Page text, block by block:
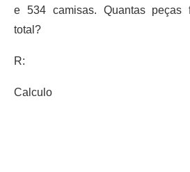
e 534 camisas. Quantas peças
total?
R:
Calculo